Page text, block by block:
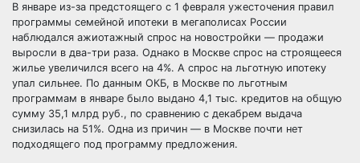
В январе из-за предстоящего с 1 февраля ужесточения правил
программы семейной ипотеки в мегаполисах России
наблюдался ажиотажный спрос на новостройки — продажи
выросли в два-три раза. Однако в Москве спрос на строящееся
жилье увеличился всего на 4%. А спрос на льготную ипотеку
упал сильнее. По данным ОКБ, в Москве по льготным
программам в январе было выдано 4,1 тыс. кредитов на общую
сумму 35,1 млрд руб., по сравнению с декабрем выдача
снизилась на 51%. Одна из причин — в Москве почти нет
подходящего под программу предложения.